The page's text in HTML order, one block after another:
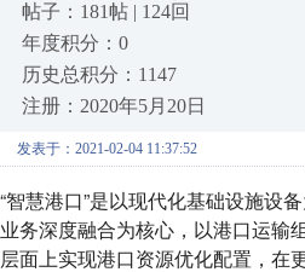
帖子：181帖 | 124回
年度积分：0
历史总积分：1147
注册：2020年5月20日
发表于：2021-02-04 11:37:52
“智慧港口”是以现代化基础设施设
业务深度融合为核心，以港口运输
层面上实现港口资源优化配置，在